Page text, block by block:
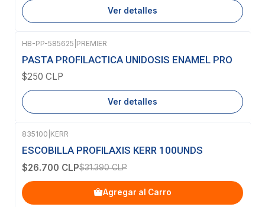
Ver detalles
Agotado
HB-PP-585625 PREMIER
PASTA PROFILACTICA UNIDOSIS ENAMEL PRO
$250 CLP
Ver detalles
-15%OFF
835100 KERR
ESCOBILLA PROFILAXIS KERR 100UNDS
$26.700 CLP$31.390 CLP
Agregar al Carro